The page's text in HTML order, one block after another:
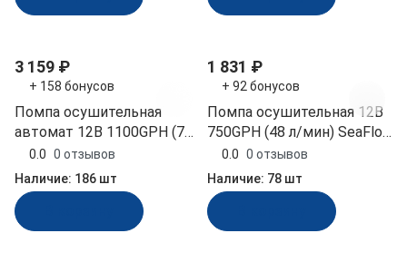
3 159 ₽
+ 158 бонусов
Помпа осушительная
автомат 12В 1100GPH (70
л/мин) SeaFlo (SFBP1-
G1100-06, 10264268)
0.0 0 отзывов
Наличие: 186 шт
1 831 ₽
+ 92 бонусов
Помпа осушительная 12В
750GPH (48 л/мин) SeaFlo
(SFBP1-G750-01,
10264013)
0.0 0 отзывов
Наличие: 78 шт